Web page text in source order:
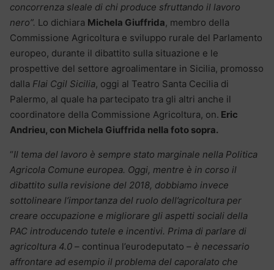
concorrenza sleale di chi produce sfruttando il lavoro
nero”. Lo dichiara Michela Giuffrida, membro della
Commissione Agricoltura e sviluppo rurale del Parlamento
europeo, durante il dibattito sulla situazione e le
prospettive del settore agroalimentare in Sicilia, promosso
dalla Flai Cgil Sicilia, oggi al Teatro Santa Cecilia di
Palermo, al quale ha partecipato tra gli altri anche il
coordinatore della Commissione Agricoltura, on. Eric
Andrieu, con Michela Giuffrida nella foto sopra.
“Il tema del lavoro è sempre stato marginale nella Politica
Agricola Comune europea. Oggi, mentre è in corso il
dibattito sulla revisione del 2018, dobbiamo invece
sottolineare l’importanza del ruolo dell’agricoltura per
creare occupazione e migliorare gli aspetti sociali della
PAC introducendo tutele e incentivi. Prima di parlare di
agricoltura 4.0 – continua l’eurodeputato – è necessario
affrontare ad esempio il problema del caporalato che